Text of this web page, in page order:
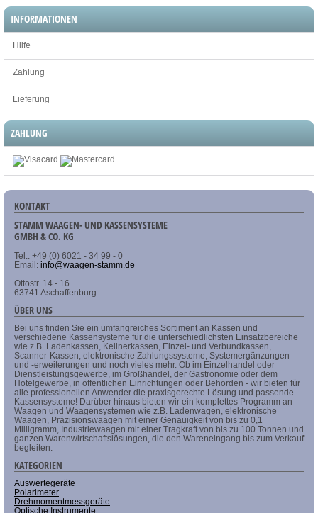
INFORMATIONEN
Hilfe
Zahlung
Lieferung
ZAHLUNG
KONTAKT
STAMM WAAGEN- UND KASSENSYSTEME
GMBH & CO. KG
Tel.: +49 (0) 6021 - 34 99 - 0
Email: info@waagen-stamm.de
Ottostr. 14 - 16
63741 Aschaffenburg
ÜBER UNS
Bei uns finden Sie ein umfangreiches Sortiment an Kassen und
verschiedene Kassensysteme für die unterschiedlichsten Einsatzbereiche
wie z.B. Ladenkassen, Kellnerkassen, Einzel- und Verbundkassen,
Scanner-Kassen, elektronische Zahlungssysteme, Systemergänzungen
und -erweiterungen und noch vieles mehr. Ob im Einzelhandel oder
Dienstleistungsgewerbe, im Großhandel, der Gastronomie oder dem
Hotelgewerbe, in öffentlichen Einrichtungen oder Behörden - wir bieten für
alle professionellen Anwender die praxisgerechte Lösung und passende
Kassensysteme! Darüber hinaus bieten wir ein komplettes Programm an
Waagen und Waagensystemen wie z.B. Ladenwagen, elektronische
Waagen, Präzisionswaagen mit einer Genauigkeit von bis zu 0,1
Milligramm, Industriewaagen mit einer Tragkraft von bis zu 100 Tonnen und
ganzen Warenwirtschaftslösungen, die den Wareneingang bis zum Verkauf
begleiten.
KATEGORIEN
Auswertegeräte
Polarimeter
Drehmomentmessgeräte
Optische Instrumente